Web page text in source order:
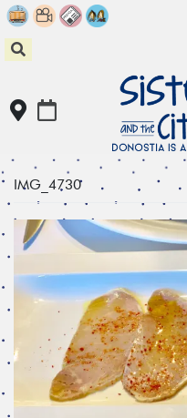
Skip
to
content
IMG_4730